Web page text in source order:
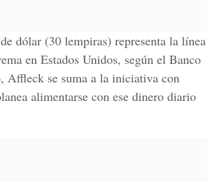
dólar (30 lempiras) representa la línea
en Estados Unidos, según el Banco
Affleck se suma a la iniciativa con
alimentarse con ese dinero diario